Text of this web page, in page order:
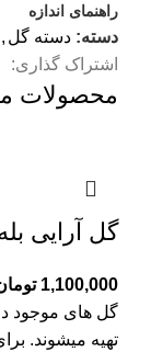
راهنمای اندازه
دسته: دسته گل ,
اشتراک گذاری:
محصولات
گل آرایی بله
1,100,000
گل های موجود
تهیه میشوند.